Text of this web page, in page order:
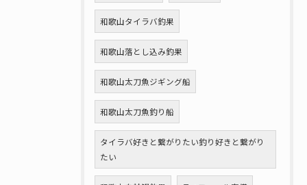
和歌山タイラバ釣果
和歌山落とし込み釣果
和歌山太刀魚ジギング船
和歌山太刀魚釣り船
タイラバ好きと繋がりたい釣り好きと繋がり
たい